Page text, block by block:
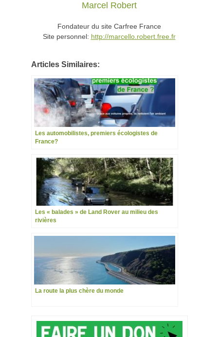
Marcel Robert
Fondateur du site Carfree France
Site personnel: http://marcello.robert.free.fr
Articles Similaires:
Les automobilistes, premiers écologistes de
France?
Les « balades » de Land Rover au milieu des
rivières
La route la plus chère du monde